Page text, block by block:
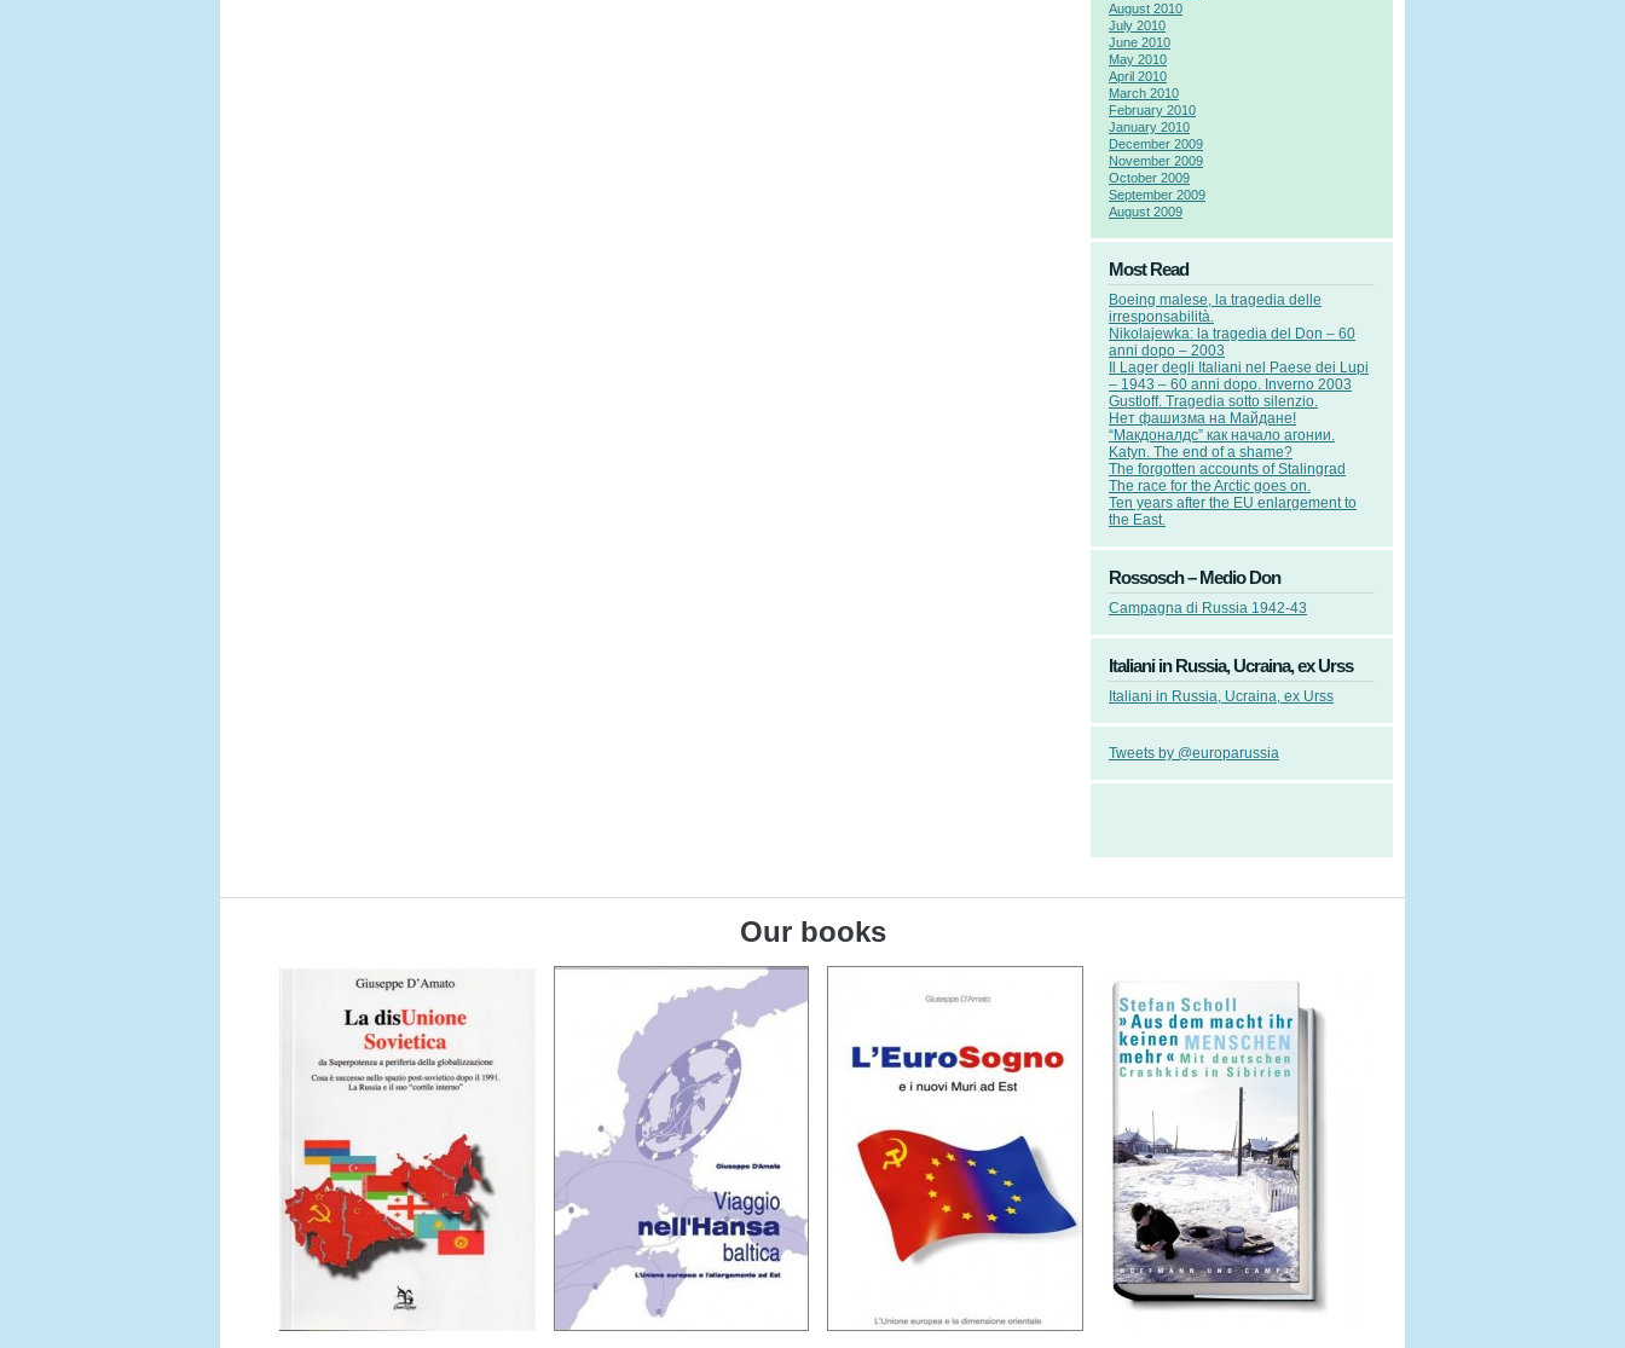
August 2010
July 2010
June 2010
May 2010
April 2010
March 2010
February 2010
January 2010
December 2009
November 2009
October 2009
September 2009
August 2009
Most Read
Boeing malese, la tragedia delle
irresponsabilità.
Nikolajewka: la tragedia del Don – 60
anni dopo – 2003
Il Lager degli Italiani nel Paese dei Lupi
– 1943 – 60 anni dopo. Inverno 2003
Gustloff. Tragedia sotto silenzio.
Нет фашизма на Майдане!
“Макдоналдс” как начало агонии.
Katyn. The end of a shame?
The forgotten accounts of Stalingrad
The race for the Arctic goes on.
Ten years after the EU enlargement to
the East.
Rossosch – Medio Don
Campagna di Russia 1942-43
Italiani in Russia, Ucraina, ex Urss
Italiani in Russia, Ucraina, ex Urss
Tweets by @europarussia
Our books